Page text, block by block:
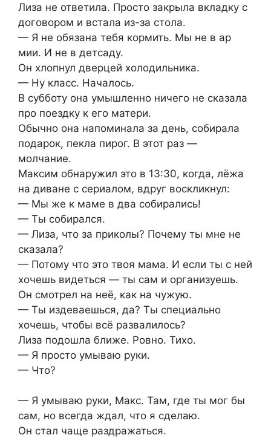
Лиза не ответила. Просто закрыла вкладку с
договором и встала из-за стола.
— Я не обязана тебя кормить. Мы не в ар
мии. И не в детсаду.
Он хлопнул дверцей холодильника.
— Ну класс. Началось.
В субботу она умышленно ничего не сказала
про поездку к его матери.
Обычно она напоминала за день, собирала
подарок, пекла пирог. В этот раз —
молчание.
Максим обнаружил это в 13:30, когда, лёжа
на диване с сериалом, вдруг воскликнул:
— Мы же к маме в два собирались!
— Ты собирался.
— Лиза, что за приколы? Почему ты мне не
сказала?
— Потому что это твоя мама. И если ты с ней
хочешь видеться — ты сам и организуешь.
Он смотрел на неё, как на чужую.
— Ты издеваешься, да? Ты специально
хочешь, чтобы всё развалилось?
Лиза подошла ближе. Ровно. Тихо.
— Я просто умываю руки.
— Что?
— Я умываю руки, Макс. Там, где ты мог бы
сам, но всегда ждал, что я сделаю.
Он стал чаще раздражаться.